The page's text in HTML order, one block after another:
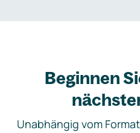
Beginnen
Unabhängig vom